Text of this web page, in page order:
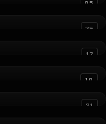
05
25
17
10
21